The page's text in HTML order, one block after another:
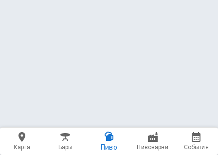
Карта Бары Пиво Пивоварни События